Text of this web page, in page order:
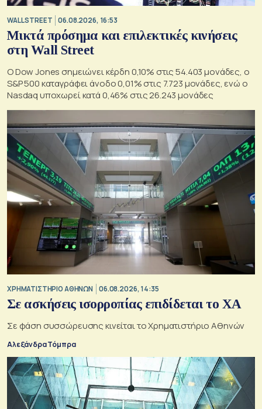
WALL STREET 06.08.2026, 16:53
Μικτά πρόσημα και επιλεκτικές κινήσεις
στη Wall Street
Ο Dow Jones σημειώνει κέρδη 0,10% στις 54.403 μονάδες, ο
S&P 500 καταγράφει άνοδο 0,01% στις 7.723 μονάδες, ενώ ο
Nasdaq υποχωρεί κατά 0,46% στις 26.243 μονάδες
XΡΗΜΑΤΙΣΤΗΡΙΟ ΑΘΗΝΩΝ 06.08.2026, 14:35
Σε ασκήσεις ισορροπίας επιδίδεται το ΧΑ
Σε φάση συσσώρευσης κινείται το Χρηματιστήριο Αθηνών
Αλεξάνδρα Τόμπρα